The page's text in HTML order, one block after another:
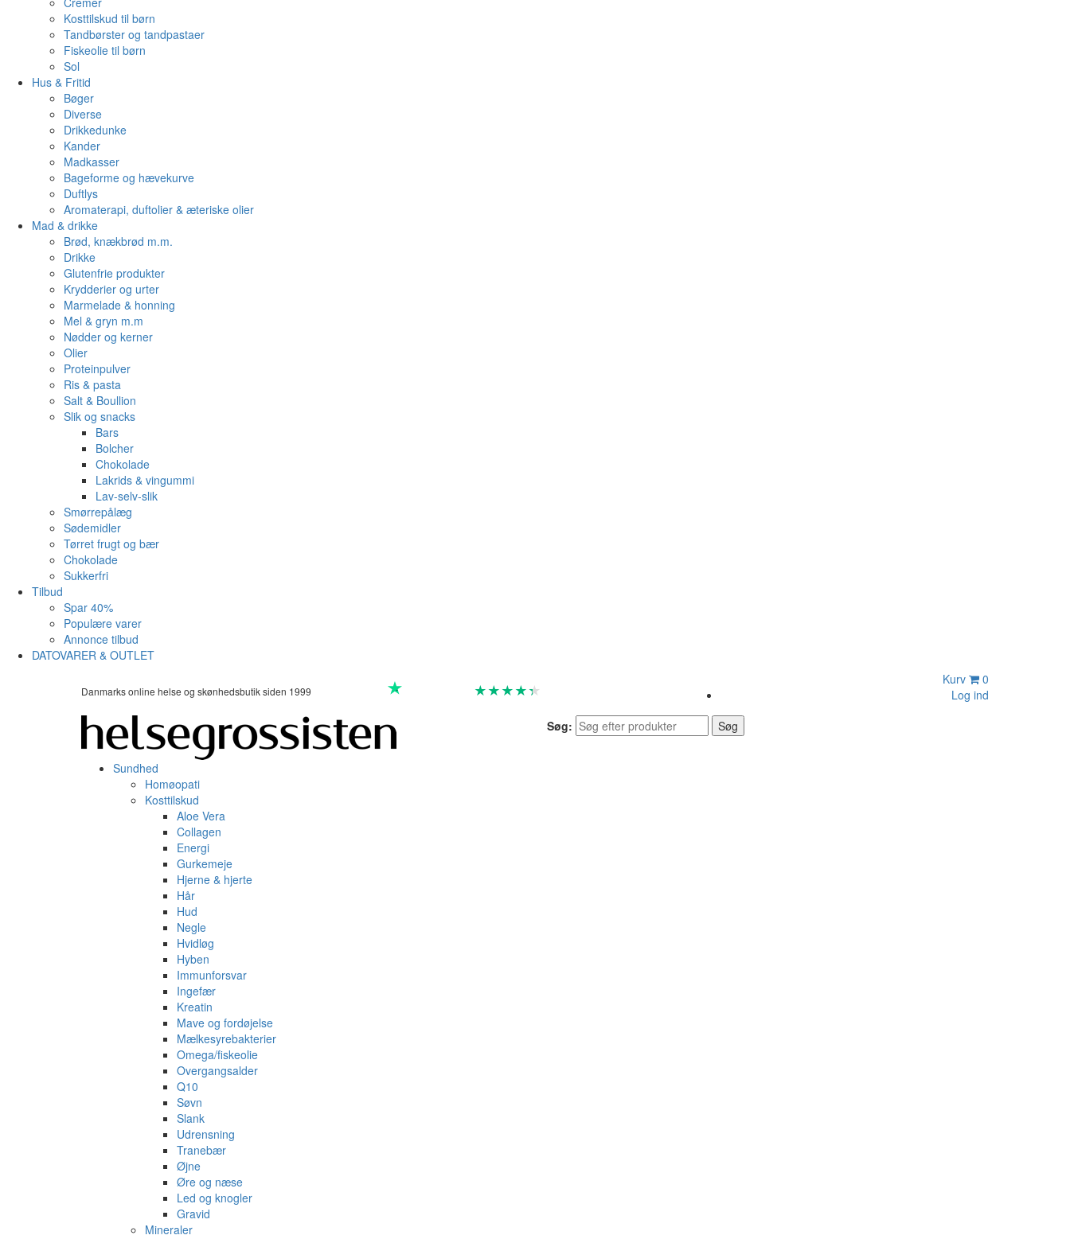
Kosttilskud til børn
Tandbørster og tandpastaer
Fiskeolie til børn
Sol
Hus & Fritid
Bøger
Diverse
Drikkedunke
Kander
Madkasser
Bageforme og hævekurve
Duftlys
Aromaterapi, duftolier & æteriske olier
Mad & drikke
Brød, knækbrød m.m.
Drikke
Glutenfrie produkter
Krydderier og urter
Marmelade & honning
Mel & gryn m.m
Nødder og kerner
Olier
Proteinpulver
Ris & pasta
Salt & Boullion
Slik og snacks
Bars
Bolcher
Chokolade
Lakrids & vingummi
Lav-selv-slik
Smørrepålæg
Sødemidler
Tørret frugt og bær
Chokolade
Sukkerfri
Tilbud
Spar 40%
Populære varer
Annonce tilbud
DATOVARER & OUTLET
Danmarks online helse og skønhedsbutik siden 1999 ★ ★ ★ ★★
Kurv
0
Log ind
Søg:
Søg
Sundhed
Homøopati
Kosttilskud
Aloe Vera
Collagen
Energi
Gurkemeje
Hjerne & hjerte
Hår
Hud
Negle
Hvidløg
Hyben
Immunforsvar
Ingefær
Kreatin
Mave og fordøjelse
Mælkesyrebakterier
Omega/fiskeolie
Overgangsalder
Q10
Søvn
Slank
Udrensning
Tranebær
Øjne
Øre og næse
Led og knogler
Gravid
Mineraler